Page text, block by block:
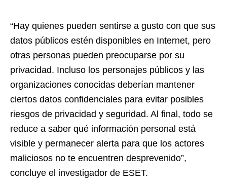
“Hay quienes pueden sentirse a gusto con que sus
datos públicos estén disponibles en Internet, pero
otras personas pueden preocuparse por su
privacidad. Incluso los personajes públicos y las
organizaciones conocidas deberían mantener
ciertos datos confidenciales para evitar posibles
riesgos de privacidad y seguridad. Al final, todo se
reduce a saber qué información personal está
visible y permanecer alerta para que los actores
maliciosos no te encuentren desprevenido”,
concluye el investigador de ESET.